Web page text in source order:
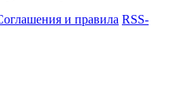
и правила RSS-